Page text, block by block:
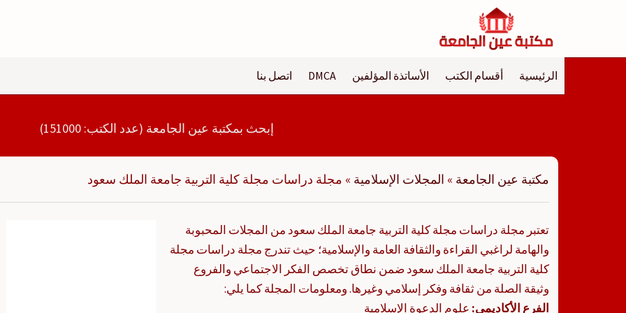
الرئيسية أقسام الكتب الأساتذة المؤلفين DMCA اتصل بنا
إبحث بمكتبة عين الجامعة (عدد الكتب: 151000)
مكتبة عين الجامعة » المجلات الإسلامية » مجلة دراسات مجلة كلية التربية جامعة الملك سعود
تعتبر مجلة دراسات مجلة كلية التربية جامعة الملك سعود من المجلات المحبوبة
والهامة لراغبي القراءة والثقافة العامة والإسلامية؛ حيث تندرج مجلة دراسات مجلة
كلية التربية جامعة الملك سعود ضمن نطاق تخصص الفكر الاجتماعي والفروع
وثيقة الصلة من ثقافة وفكر إسلامي وغيرها. ومعلومات المجلة كما يلي:
الفرع الأكاديمي: علوم الدعوة الإسلامية